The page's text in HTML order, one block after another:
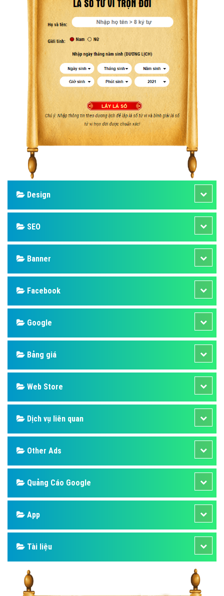
Design
SEO
Banner
Facebook
Google
Bảng giá
Web Store
Dịch vụ liên quan
Other Ads
Quảng Cáo Google
App
Tài liệu